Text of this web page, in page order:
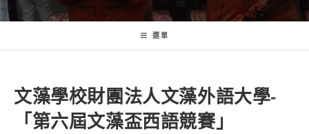
選單
文藻學校財團法人文藻外語大學-
「第六屆文藻盃西語競賽」